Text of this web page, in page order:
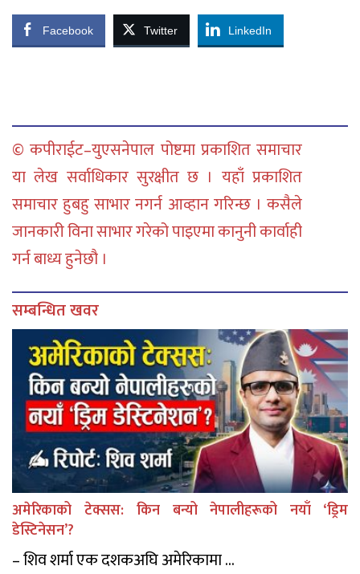
Facebook Twitter LinkedIn
© कपीराईट–युएसनेपाल पोष्टमा प्रकाशित समाचार
या लेख सर्वाधिकार सुरक्षीत छ । यहाँ प्रकाशित
समाचार हुबहु साभार नगर्न आव्हान गरिन्छ । कसैले
जानकारी विना साभार गरेको पाइएमा कानुनी कार्वाही
गर्न बाध्य हुनेछौ ।
सम्बन्धित खवर
अमेरिकाको टेक्सस: किन बन्यो नेपालीहरूको नयाँ ‘ड्रिम
डेस्टिनेसन’?
– शिव शर्मा एक दशकअघि अमेरिकामा ...